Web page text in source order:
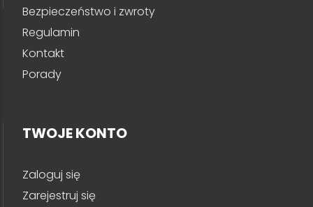
Bezpieczeństwo i zwroty
Regulamin
Kontakt
Porady
TWOJE KONTO
Zaloguj się
Zarejestruj się